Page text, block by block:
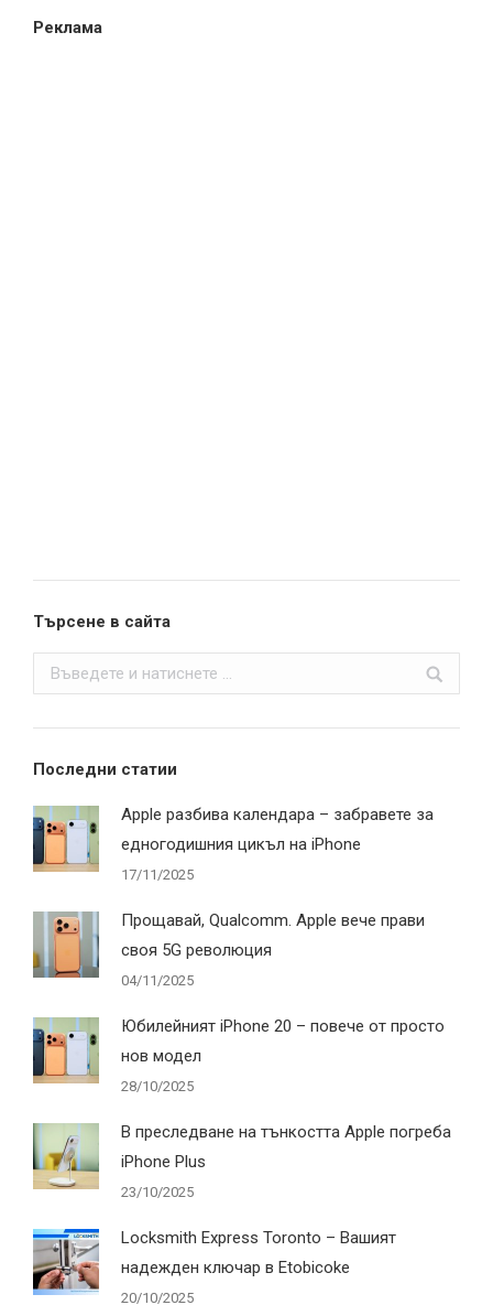
Реклама
Търсене в сайта
Search:
Последни статии
Apple разбива календара – забравете за
едногодишния цикъл на iPhone
17/11/2025
Прощавай, Qualcomm. Apple вече прави
своя 5G революция
04/11/2025
Юбилейният iPhone 20 – повече от просто
нов модел
28/10/2025
В преследване на тънкостта Apple погреба
iPhone Plus
23/10/2025
Locksmith Express Toronto – Вашият
надежден ключар в Etobicoke
20/10/2025